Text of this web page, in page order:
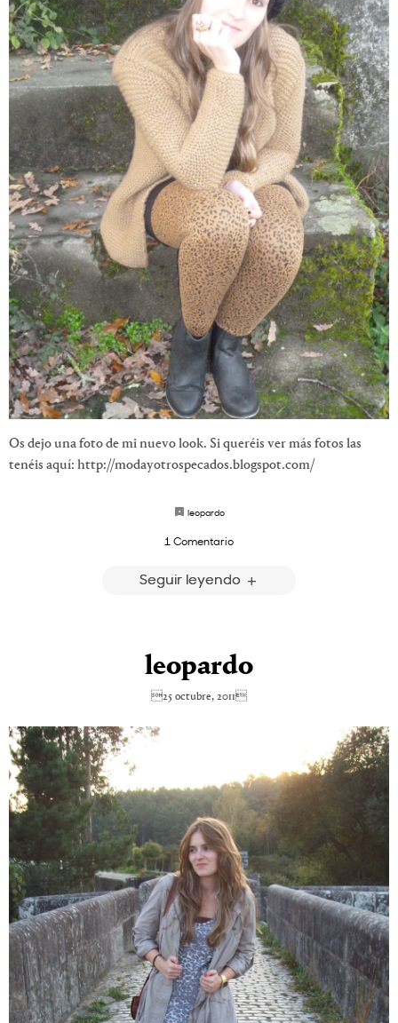
Os dejo una foto de mi nuevo look. Si queréis ver más fotos las
tenéis aquí: http://modayotrospecados.blogspot.com/
leopardo
1 Comentario
Seguir leyendo
leopardo
25 octubre, 2011